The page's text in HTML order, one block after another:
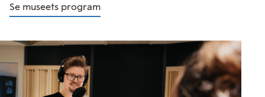
Se museets program